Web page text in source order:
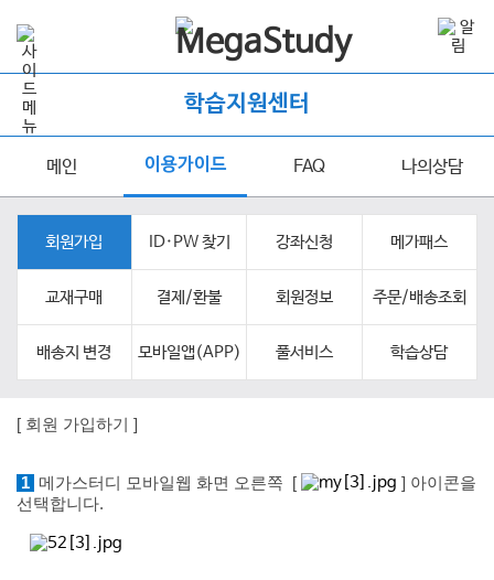
학습지원센터
메인 이용가이드 FAQ 나의상담
회원가입 ID·PW 찾기 강좌신청 메가패스
교재구매 결제/환불 회원정보 주문/배송조회
배송지 변경 모바일앱(APP) 풀서비스 학습상담
[ 회원 가입하기 ]
1 메가스터디 모바일웹 화면 오른쪽 [
] 아이콘을
선택합니다.